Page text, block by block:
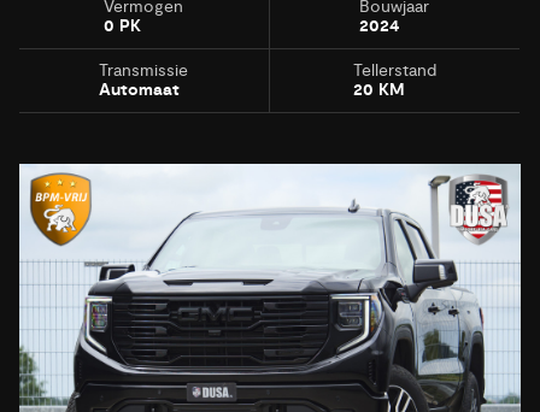
Vermogen
0 PK
Bouwjaar
2024
Transmissie
Automaat
Tellerstand
20 KM